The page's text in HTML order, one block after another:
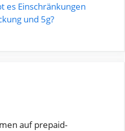
es Einschränkungen
und 5g?
auf prepaid-